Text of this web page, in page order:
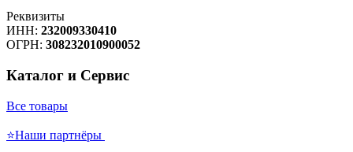
Реквизиты
ИНН: 232009330410
ОГРН: 308232010900052
Каталог и Сервис
Все товары
⭐Наши партнёры